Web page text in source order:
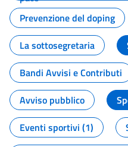
Prevenzione del doping
La sottosegretaria
Bandi Avvisi e Contributi
Avviso pubblico
Eventi sportivi (1)